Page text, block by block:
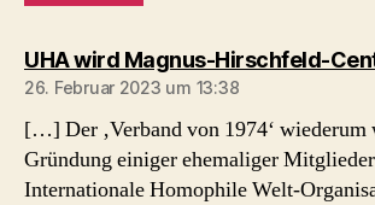
UHA wird Magnus-Hirschfeld-
26. Februar 2023 um 13:38
[…] Der ‚Verband von 1974‘ wiederum
Gründung einiger ehemaliger
Internationale Homophile Welt-